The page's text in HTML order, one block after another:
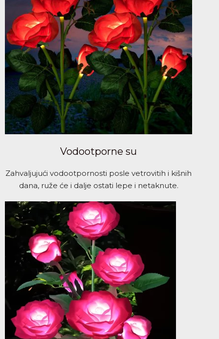
Vodootporne su
Zahvaljujući vodootpornosti posle vetrovitih i kišnih
dana, ruže će i dalje ostati lepe i netaknute.